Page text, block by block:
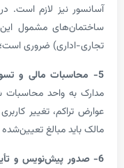
نیز لازم است. در عین حال،
مشمول این مقررات
ضروری است؛
مالی و تسویه عوارض:
واحد محاسبات شهرداری
تغییر کاربری یا سایر
مبالغ تعیین‌شده را بپردازد و
: در